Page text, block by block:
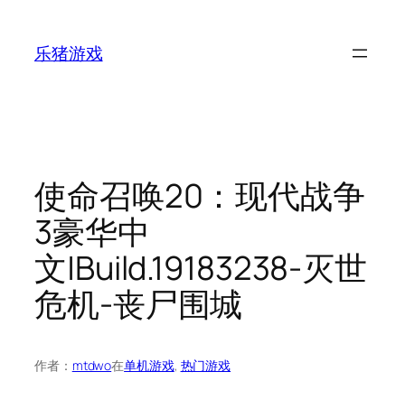
乐猪游戏
使命召唤20：现代战争
3豪华中
文|Build.19183238-灭世
危机-丧尸围城
作者： mtdwo在单机游戏, 热门游戏